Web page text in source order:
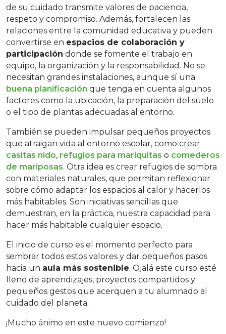
de su cuidado transmite valores de paciencia,
respeto y compromiso. Además, fortalecen las
relaciones entre la comunidad educativa y pueden
convertirse en espacios de colaboración y
participación donde se fomente el trabajo en
equipo, la organización y la responsabilidad. No se
necesitan grandes instalaciones, aunque sí una
buena planificación que tenga en cuenta algunos
factores como la ubicación, la preparación del suelo
o el tipo de plantas adecuadas al entorno.
También se pueden impulsar pequeños proyectos
que atraigan vida al entorno escolar, como crear
casitas nido, refugios para mariquitas o comederos
de mariposas. Otra idea es crear refugios de sombra
con materiales naturales, que permitan reflexionar
sobre cómo adaptar los espacios al calor y hacerlos
más habitables. Son iniciativas sencillas que
demuestran, en la práctica, nuestra capacidad para
hacer más habitable cualquier espacio.
El inicio de curso es el momento perfecto para
sembrar todos estos valores y dar pequeños pasos
hacia un aula más sostenible. Ojalá este curso esté
lleno de aprendizajes, proyectos compartidos y
pequeños gestos que acerquen a tu alumnado al
cuidado del planeta.
¡Mucho ánimo en este nuevo comienzo!